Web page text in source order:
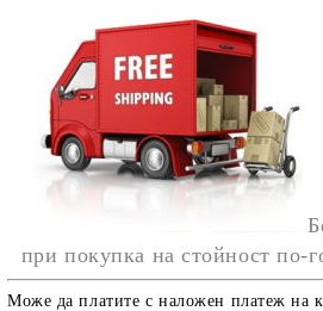
при покупка на стойност по-
Може да платите с наложен платеж на